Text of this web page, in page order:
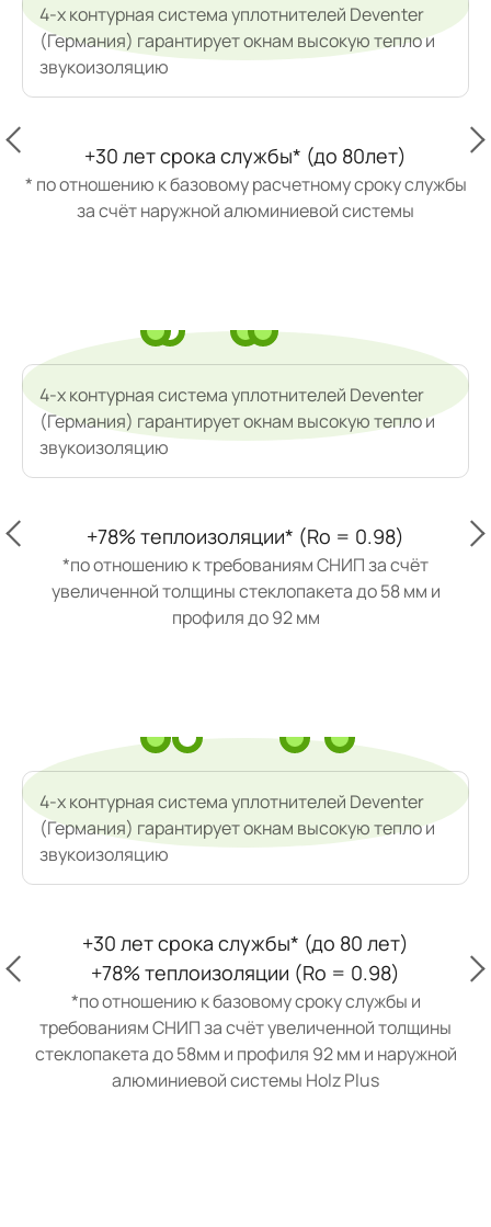
4-х контурная система уплотнителей Deventer
(Германия) гарантирует окнам высокую тепло и
звукоизоляцию
+30 лет срока службы* (до 80лет)
* по отношению к базовому расчетному сроку службы
за счёт наружной алюминиевой системы
4-х контурная система уплотнителей Deventer
(Германия) гарантирует окнам высокую тепло и
звукоизоляцию
+78% теплоизоляции* (Ro = 0.98)
*по отношению к требованиям СНИП за счёт
увеличенной толщины стеклопакета до 58 мм и
профиля до 92 мм
4-х контурная система уплотнителей Deventer
(Германия) гарантирует окнам высокую тепло и
звукоизоляцию
+30 лет срока службы* (до 80 лет)
+78% теплоизоляции (Ro = 0.98)
*по отношению к базовому сроку службы и
требованиям СНИП за счёт увеличенной толщины
стеклопакета до 58мм и профиля 92 мм и наружной
алюминиевой системы Holz Plus